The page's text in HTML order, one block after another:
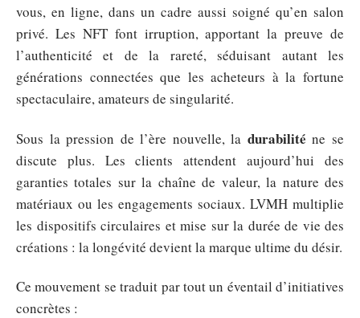
vous, en ligne, dans un cadre aussi soigné qu’en salon
privé. Les NFT font irruption, apportant la preuve de
l’authenticité et de la rareté, séduisant autant les
générations connectées que les acheteurs à la fortune
spectaculaire, amateurs de singularité.
Sous la pression de l’ère nouvelle, la durabilité ne se
discute plus. Les clients attendent aujourd’hui des
garanties totales sur la chaîne de valeur, la nature des
matériaux ou les engagements sociaux. LVMH multiplie
les dispositifs circulaires et mise sur la durée de vie des
créations : la longévité devient la marque ultime du désir.
Ce mouvement se traduit par tout un éventail d’initiatives
concrètes :